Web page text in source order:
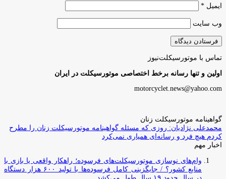
ایمیل *
وب‌ سایت
تماس با موتورسیکلت‌نیوز
اولین و تنها رسانه برخط اختصاصی موتورسیکلت در ایران
motorcyclet.news@yahoo.com
گواهینامه موتورسیکلت زنان
محمدعلی نژادیان: روزی که مسئله گواهینامه موتورسیکلت زنان را مطرح
کردم هیچ فرد و رسانه‌ای همیاری نمی‌کرد
اخبار مهم
وام‌های نوسازی موتورسیکلت‌های فرسوده؛ راهکار واقعی یا بازی با
منابع کشور؟ / جایگزینی کامل فرسوده‌ها با تولید ۶۰۰ هزار دستگاه
در سال حدود ۱۹ سال طول می‌کشد